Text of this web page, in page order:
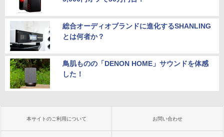
総合オーディオブランドに進化するSHANLING
とは何者か？
鳥肌ものの「DENON HOME」サウンドを体感
した！
本サイトのご利用について お問い合わせ